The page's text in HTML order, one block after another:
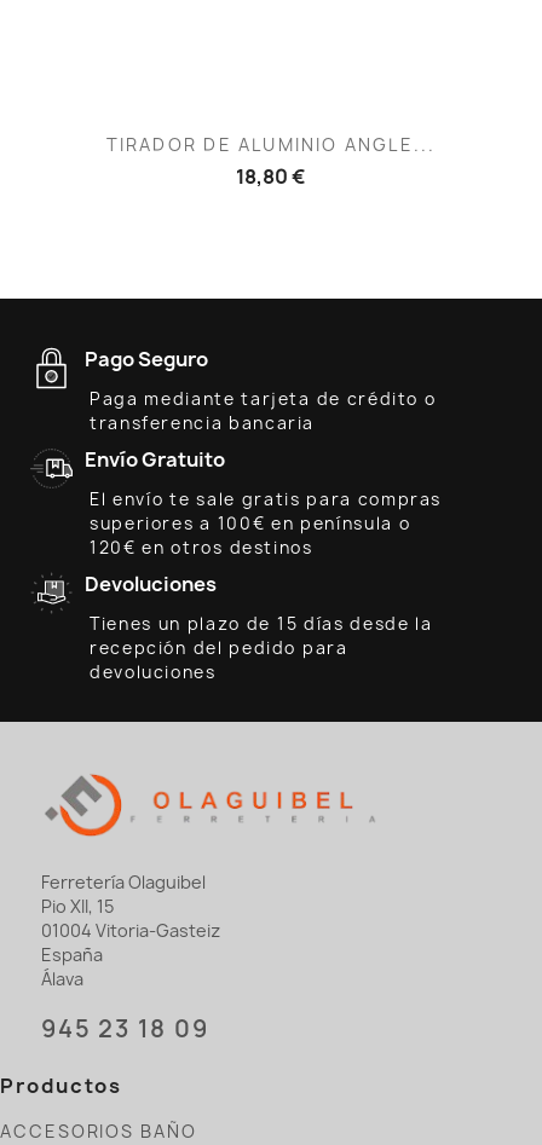
TIRADOR DE ALUMINIO ANGLE...
18,80 €
Pago Seguro
Paga mediante tarjeta de crédito o
transferencia bancaria
Envío Gratuito
El envío te sale gratis para compras
superiores a 100€ en península o
120€ en otros destinos
Devoluciones
Tienes un plazo de 15 días desde la
recepción del pedido para
devoluciones
Ferretería Olaguibel
Pio XII, 15
01004 Vitoria-Gasteiz
España
Álava
945 23 18 09
Productos
ACCESORIOS BAÑO